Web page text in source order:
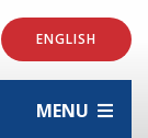
ENGLISH
MENU